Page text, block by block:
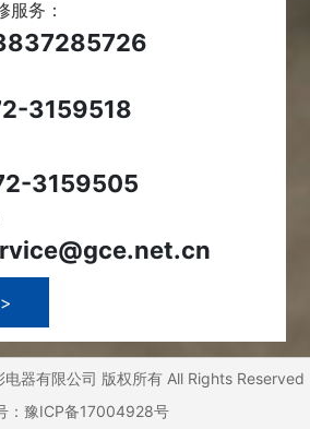
服务：
3159518
3159505
器有限公司 版权所有 All Rights Reserved
：豫ICP备17004928号